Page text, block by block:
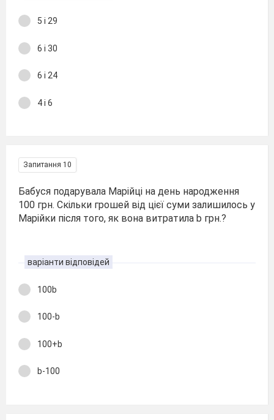
5 i 29
6 i 30
6 i 24
4 i 6
Запитання 10
Бабуся подарувала Марійці на день народження
100 грн. Скільки грошей від цієї суми залишилось у
Марійки після того, як вона витратила b грн.?
варіанти відповідей
100b
100-b
100+b
b-100